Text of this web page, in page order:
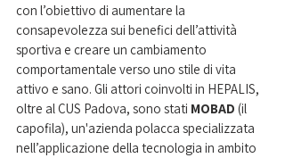
con l’obiettivo di aumentare la
consapevolezza sui benefici dell’attività
sportiva e creare un cambiamento
comportamentale verso uno stile di vita
attivo e sano. Gli attori coinvolti in HEPALIS,
oltre al CUS Padova, sono stati MOBAD (il
capofila), un'azienda polacca specializzata
nell’applicazione della tecnologia in ambito